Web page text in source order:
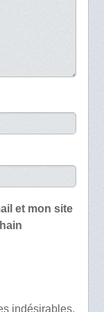
et mon site
indésirables.